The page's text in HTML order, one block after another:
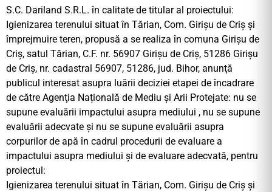
S.C. Dariland S.R.L. în calitate de titular al proiectului:
Igienizarea terenului situat în Tărian, Com. Girișu de Criș și
împrejmuire teren, propusă a se realiza în comuna Girișu de
Criș, satul Tărian, C.F. nr. 56907 Girișu de Criș, 51286 Girișu
de Criș, nr. cadastral 56907, 51286, jud. Bihor, anunţă
publicul interesat asupra luării deciziei etapei de încadrare
de către Agenţia Națională de Mediu și Arii Protejate: nu se
supune evaluării impactului asupra mediului , nu se supune
evaluării adecvate și nu se supune evaluării asupra
corpurilor de apă în cadrul procedurii de evaluare a
impactului asupra mediului şi de evaluare adecvată, pentru
proiectul:
Igienizarea terenului situat în Tărian, Com. Girișu de Criș și